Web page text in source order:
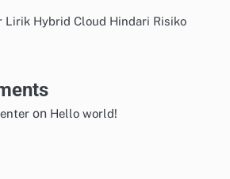
Hybrid Cloud Hindari Risiko
on Hello world!